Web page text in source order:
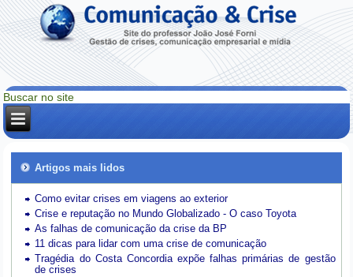
Artigos mais lidos
Como evitar crises em viagens ao exterior
Crise e reputação no Mundo Globalizado - O caso Toyota
As falhas de comunicação da crise da BP
11 dicas para lidar com uma crise de comunicação
Tragédia do Costa Concordia expõe falhas primárias de gestão
de crises